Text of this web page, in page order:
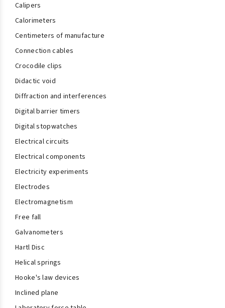
Calipers
Calorimeters
Centimeters of manufacture
Connection cables
Crocodile clips
Didactic void
Diffraction and interferences
Digital barrier timers
Digital stopwatches
Electrical circuits
Electrical components
Electricity experiments
Electrodes
Electromagnetism
Free fall
Galvanometers
Hartl Disc
Helical springs
Hooke's law devices
Inclined plane